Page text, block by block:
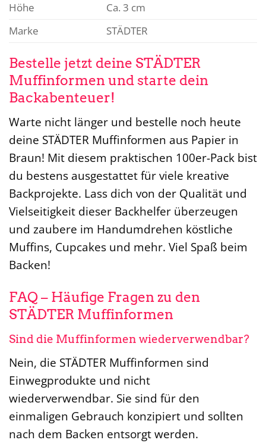
Höhe
Ca. 3 cm
Marke
STÄDTER
Bestelle jetzt deine STÄDTER
Muffinformen und starte dein
Backabenteuer!
Warte nicht länger und bestelle noch heute
deine STÄDTER Muffinformen aus Papier in
Braun! Mit diesem praktischen 100er-Pack bist
du bestens ausgestattet für viele kreative
Backprojekte. Lass dich von der Qualität und
Vielseitigkeit dieser Backhelfer überzeugen
und zaubere im Handumdrehen köstliche
Muffins, Cupcakes und mehr. Viel Spaß beim
Backen!
FAQ – Häufige Fragen zu den
STÄDTER Muffinformen
Sind die Muffinformen wiederverwendbar?
Nein, die STÄDTER Muffinformen sind
Einwegprodukte und nicht
wiederverwendbar. Sie sind für den
einmaligen Gebrauch konzipiert und sollten
nach dem Backen entsorgt werden.